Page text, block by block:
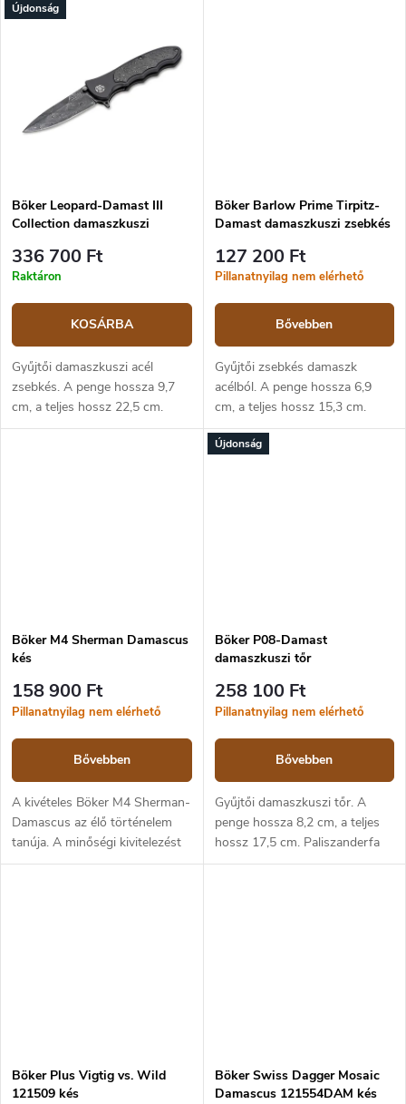
Titán markolat. Frame lock
Újdonság
Böker Leopard-Damast III
Collection damaszkuszi
336 700 Ft
Raktáron
KOSÁRBA
Gyűjtői damaszkuszi acél
zsebkés. A penge hossza 9,7
cm, a teljes hossz 22,5 cm.
Alumínium markolat. Liner lock
Böker Barlow Prime Tirpitz-
Damast damaszkuszi zsebkés
127 200 Ft
Pillanatnyilag nem elérhető
Bővebben
Gyűjtői zsebkés damaszk
acélból. A penge hossza 6,9
cm, a teljes hossz 15,3 cm.
Markolat micarta és fa
anyagból. Zárszerkezet:
Böker M4 Sherman Damascus
kés
158 900 Ft
Pillanatnyilag nem elérhető
Bővebben
A kivételes Böker M4 Sherman-
Damascus az élő történelem
tanúja. A minőségi kivitelezést
ötvözi az M4 Sherman tank
Újdonság
Böker P08-Damast
damaszkuszi tőr
258 100 Ft
Pillanatnyilag nem elérhető
Bővebben
Gyűjtői damaszkuszi tőr. A
penge hossza 8,2 cm, a teljes
hossz 17,5 cm. Paliszanderfa
markolat. Bőr tok.
Böker Plus Vigtig vs. Wild
121509 kés
Böker Swiss Dagger Mosaic
Damascus 121554DAM kés